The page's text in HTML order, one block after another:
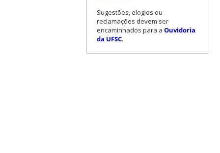
Sugestões, elogios ou
reclamações devem ser
encaminhados para a Ouvidoria
da UFSC.